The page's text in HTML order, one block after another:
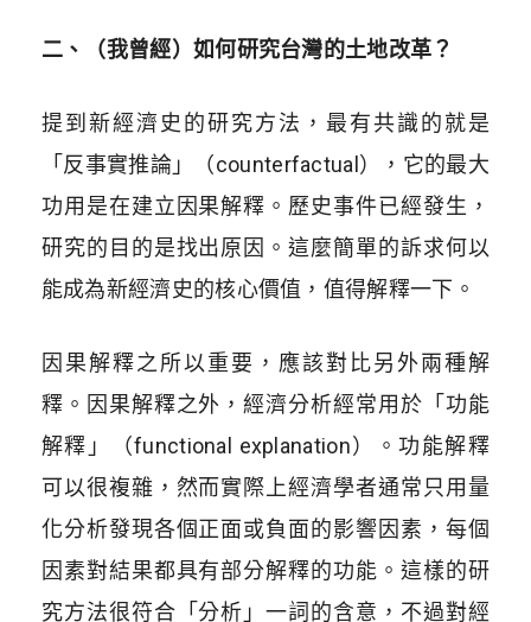
二、（我曾經）如何研究台灣的土地改革？
提到新經濟史的研究方法，最有共識的就是
「反事實推論」（counterfactual），它的最大
功用是在建立因果解釋。歷史事件已經發生，
研究的目的是找出原因。這麼簡單的訴求何以
能成為新經濟史的核心價值，值得解釋一下。
因果解釋之所以重要，應該對比另外兩種解
釋。因果解釋之外，經濟分析經常用於「功能
解釋」（functional explanation）。功能解釋
可以很複雜，然而實際上經濟學者通常只用量
化分析發現各個正面或負面的影響因素，每個
因素對結果都具有部分解釋的功能。這樣的研
究方法很符合「分析」一詞的含意，不過對經